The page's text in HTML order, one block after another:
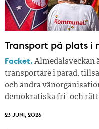
Transport på plats i
Facket.Almedalsveckan
transportare i parad,
och andra
demokratiska fri- och
23 JUNI, 2026